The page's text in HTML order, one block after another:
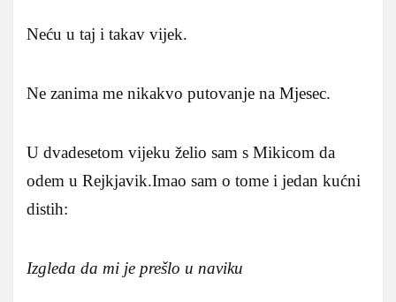
Neću u taj i takav vijek.
Ne zanima me nikakvo putovanje na Mjesec.
U dvadesetom vijeku želio sam s Mikicom da
odem u Rejkjavik.Imao sam o tome i jedan kućni
distih:
Izgleda da mi je prešlo u naviku